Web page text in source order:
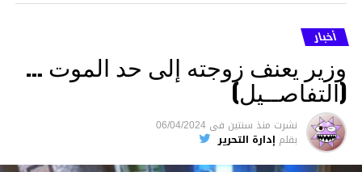
أخبار
وزير يعنف زوجته إلى حد الموت …
(التفاصــيل)
نشرت منذ سنتين فى 06/04/2024
بقلم إدارة التحرير